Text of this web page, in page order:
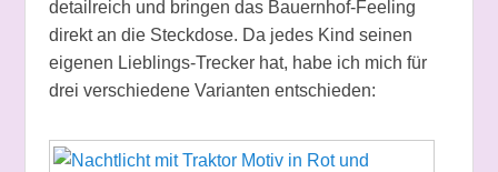
detailreich und bringen das Bauernhof-Feeling
direkt an die Steckdose. Da jedes Kind seinen
eigenen Lieblings-Trecker hat, habe ich mich für
drei verschiedene Varianten entschieden: